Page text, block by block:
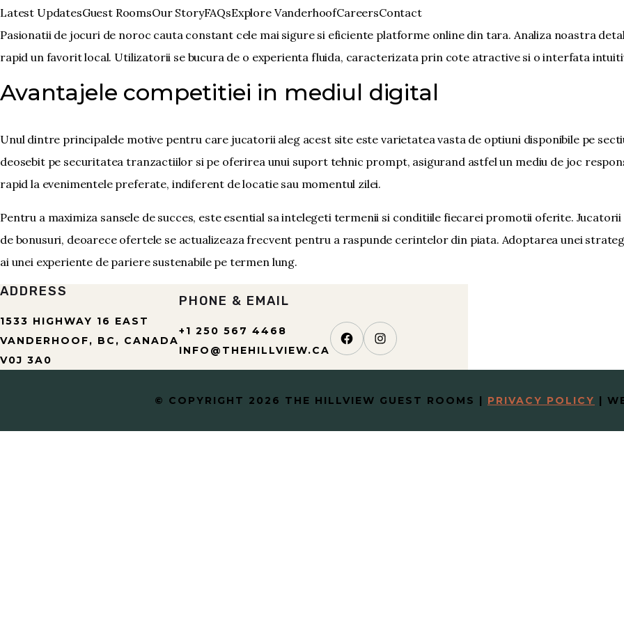
Skip
to
main
Latest UpdatesGuest RoomsOur StoryFAQsExplore VanderhoofCareersContact
Pasionatii de jocuri de noroc cauta constant cele mai sigure si eficiente platforme online din tara. Analiza noastra
rapid un favorit local. Utilizatorii se bucura de o experienta fluida, caracterizata prin cote atractive si o interfata
Avantajele competitiei in mediul digital
Unul dintre principalele motive pentru care jucatorii aleg acest site este varietatea vasta de optiuni disponibile pe
deosebit pe securitatea tranzactiilor si pe oferirea unui suport tehnic prompt, asigurand astfel un mediu de joc
rapid la evenimentele preferate, indiferent de locatie sau momentul zilei.
Pentru a maximiza sansele de succes, este esential sa intelegeti termenii si conditiile fiecarei promotii oferite.
de bonusuri, deoarece ofertele se actualizeaza frecvent pentru a raspunde cerintelor din piata. Adoptarea unei
ai unei experiente de pariere sustenabile pe termen lung.
ADDRESS
1533 HIGHWAY 16 EAST
VANDERHOOF, BC, CANADA
V0J 3A0
PHONE & EMAIL
+1 250 567 4468
INFO@THEHILLVIEW.CA
Facebook Instagram
© COPYRIGHT 2026 THE HILLVIEW GUEST ROOMS | PRIVACY POLICY |